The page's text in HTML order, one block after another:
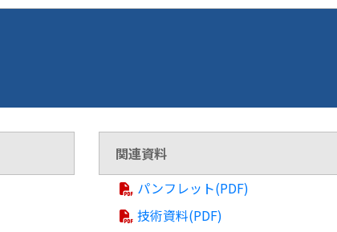
関連資料
パンフレット(PDF)
技術資料(PDF)